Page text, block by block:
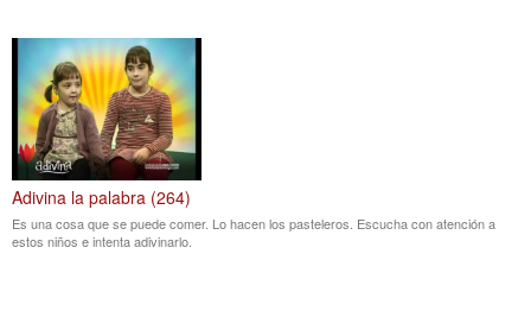
Adivina la palabra (264)
Es una cosa que se puede comer. Lo hacen los pasteleros. Escucha con atención a
estos niños e intenta adivinarlo.